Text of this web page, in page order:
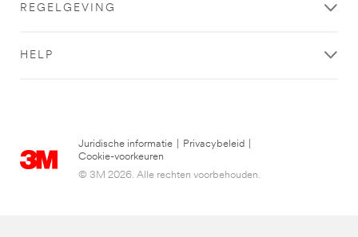
REGELGEVING
HELP
Juridische informatie Privacybeleid
Cookie-voorkeuren
© 3M 2026. Alle rechten voorbehouden.